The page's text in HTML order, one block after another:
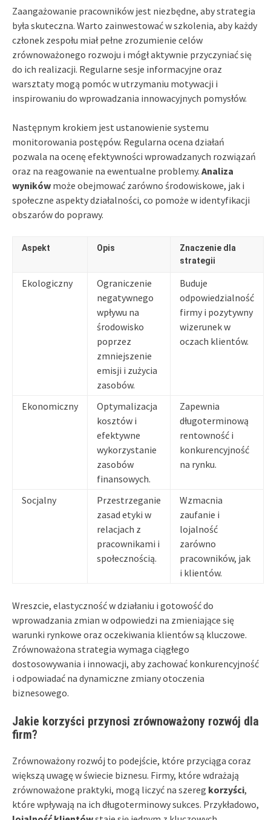
Zaangażowanie pracowników jest niezbędne, aby strategia
była skuteczna. Warto zainwestować w szkolenia, aby każdy
członek zespołu miał pełne zrozumienie celów
zrównoważonego rozwoju i mógł aktywnie przyczyniać się
do ich realizacji. Regularne sesje informacyjne oraz
warsztaty mogą pomóc w utrzymaniu motywacji i
inspirowaniu do wprowadzania innowacyjnych pomysłów.
Następnym krokiem jest ustanowienie systemu
monitorowania postępów. Regularna ocena działań
pozwala na ocenę efektywności wprowadzanych rozwiązań
oraz na reagowanie na ewentualne problemy. Analiza
wyników może obejmować zarówno środowiskowe, jak i
społeczne aspekty działalności, co pomoże w identyfikacji
obszarów do poprawy.
Aspekt Opis
Znaczenie dla
strategii
Ekologiczny
Ograniczenie
negatywnego
wpływu na
środowisko
poprzez
zmniejszenie
emisji i zużycia
zasobów.
Buduje
odpowiedzialność
firmy i pozytywny
wizerunek w
oczach klientów.
Ekonomiczny
Optymalizacja
kosztów i
efektywne
wykorzystanie
zasobów
finansowych.
Zapewnia
długoterminową
rentowność i
konkurencyjność
na rynku.
Socjalny
Przestrzeganie
zasad etyki w
relacjach z
pracownikami i
społecznością.
Wzmacnia
zaufanie i
lojalność
zarówno
pracowników, jak
i klientów.
Wreszcie, elastyczność w działaniu i gotowość do
wprowadzania zmian w odpowiedzi na zmieniające się
warunki rynkowe oraz oczekiwania klientów są kluczowe.
Zrównoważona strategia wymaga ciągłego
dostosowywania i innowacji, aby zachować konkurencyjność
i odpowiadać na dynamiczne zmiany otoczenia
biznesowego.
Jakie korzyści przynosi zrównoważony rozwój dla
firm?
Zrównoważony rozwój to podejście, które przyciąga coraz
większą uwagę w świecie biznesu. Firmy, które wdrażają
zrównoważone praktyki, mogą liczyć na szereg korzyści,
które wpływają na ich długoterminowy sukces. Przykładowo,